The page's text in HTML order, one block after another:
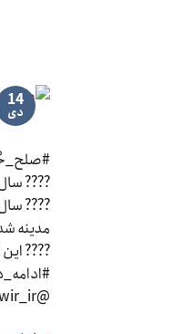
14
دی
????
????
مدینه
???? این توافق ۲۲ماه پس از امضا شدن، توسط مشرکان
@tanwir_ir